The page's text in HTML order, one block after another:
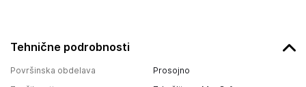
Tehnične podrobnosti
Površinska obdelava
Prosojno